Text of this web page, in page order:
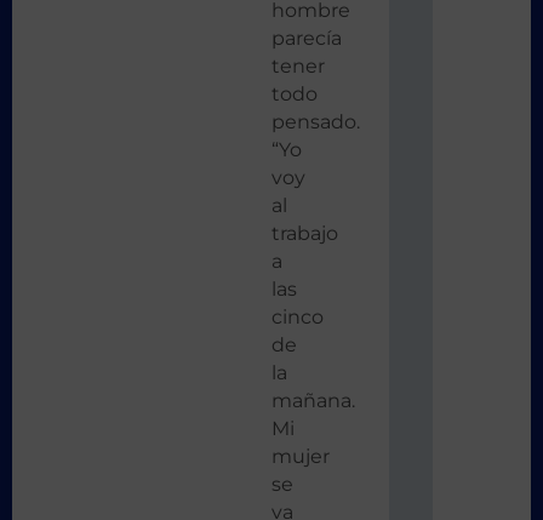
hombre
parecía
tener
todo
pensado.
“Yo
voy
al
trabajo
a
las
cinco
de
la
mañana.
Mi
mujer
se
va